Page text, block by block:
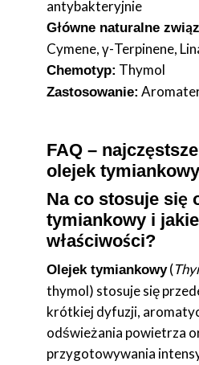
antybakteryjnie
Główne naturalne
Cymene, γ-Terpinene,
Chemotyp: Thymol
Zastosowanie:
FAQ –
olejek tymiankowy
Na co stosuje się
tymiankowy i
właściwości?
Olejek tymiankowy(
thymol) stosuje się
krótkiej dyfuzji,
odświeżania powietrza
przygotowywania